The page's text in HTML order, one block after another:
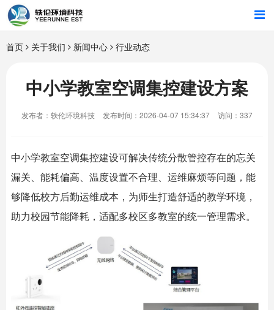
首页
行业解决方案
智能硬件
关于我们
首页 关于我们 新闻中心 行业动态
中小学教室空调集控建设方案
发布者：轶伦环境科技 发布时间：2026-04-07 15:34:37 访问：337
中小学教室空调集控建设可解决传统分散管控存在的忘关
漏关、能耗偏高、温度设置不合理、运维麻烦等问题，能
够降低校方后勤运维成本，为师生打造舒适的教学环境，
助力校园节能降耗，适配多校区多教室的统一管理需求。